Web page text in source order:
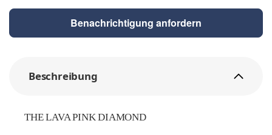
Benachrichtigung anfordern
Beschreibung
THE LAVA PINK DIAMOND